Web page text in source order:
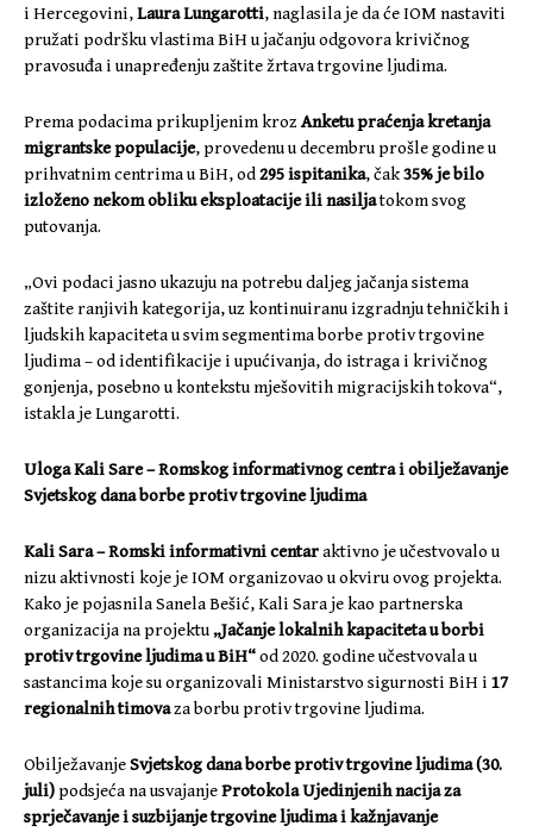
i Hercegovini,Laura Lungarotti, naglasila je da će IOM nastaviti
pružati podršku vlastima BiH u jačanju odgovora krivičnog
pravosuđa i unapređenju zaštite žrtava trgovine ljudima.
Prema podacima prikupljenim kroz Anketu praćenja kretanja
migrantske populacije, provedenu u decembru prošle godine u
prihvatnim centrima u BiH, od295 ispitanika, čak35% je bilo
izloženo nekom obliku eksploatacije ili nasiljatokom svog
putovanja.
„Ovi podaci jasno ukazuju na potrebu daljeg jačanja sistema
zaštite ranjivih kategorija, uz kontinuiranu izgradnju tehničkih i
ljudskih kapaciteta u svim segmentima borbe protiv trgovine
ljudima – od identifikacije i upućivanja, do istraga i krivičnog
gonjenja, posebno u kontekstu mješovitih migracijskih tokova“,
istakla je Lungarotti.
Uloga Kali Sare – Romskog informativnog centra i obilježavanje
Svjetskog dana borbe protiv trgovine ljudima
Kali Sara – Romski informativni centaraktivno je učestvovalo u
nizu aktivnosti koje je IOM organizovao u okviru ovog projekta.
Kako je pojasnila Sanela Bešić, Kali Sara je kao partnerska
organizacija na projektu„Jačanje lokalnih kapaciteta u borbi
protiv trgovine ljudima u BiH“od 2020. godine učestvovala u
sastancima koje su organizovali Ministarstvo sigurnosti BiH i 17
regionalnih timovaza borbu protiv trgovine ljudima.
ObilježavanjeSvjetskog dana borbe protiv trgovine ljudima (30.
juli)podsjeća na usvajanjeProtokola Ujedinjenih nacija za
sprječavanje i suzbijanje trgovine ljudima i kažnjavanje